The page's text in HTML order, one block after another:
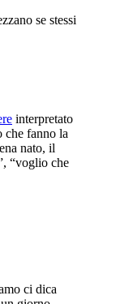
se stessi
interpretato
che fanno la
nato, il
“voglio che
ci dica